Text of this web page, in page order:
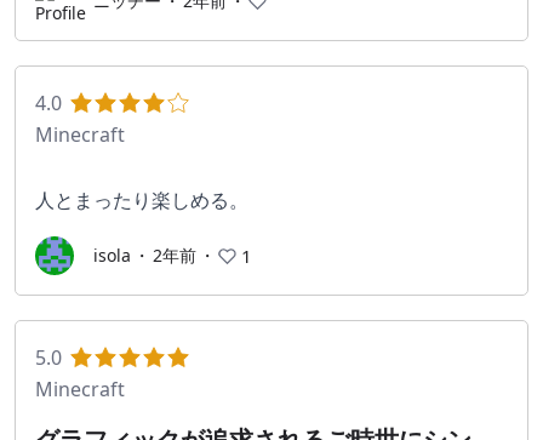
4.0
Minecraft
人とまったり楽しめる。
isola ・ 2年前 ・ 1
5.0
Minecraft